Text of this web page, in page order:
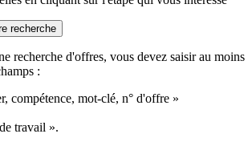
recherche
recherche d'offres, vous devez saisir au moins
:
compétence, mot-clé, n° d'offre »
travail ».